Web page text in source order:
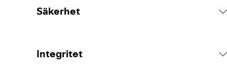
Säkerhet
Integritet